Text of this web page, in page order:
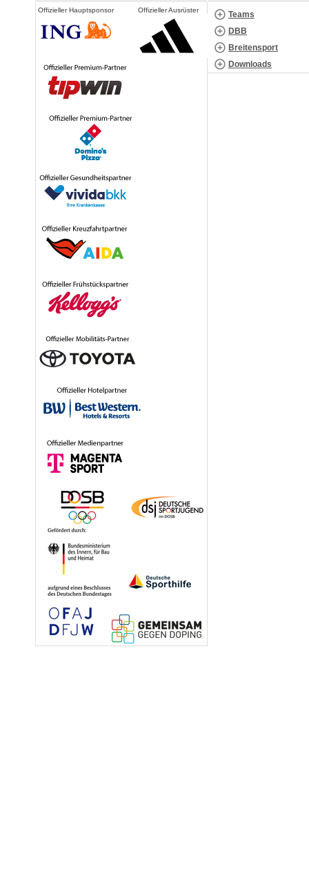
Offizieller Hauptsponsor Offizieller Ausrüster
Teams
DBB
Breitensport
Downloads